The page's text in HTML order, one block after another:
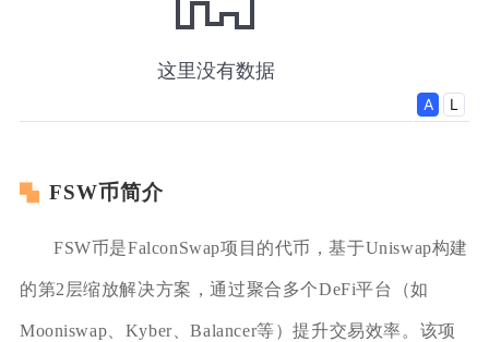
FSW币简介
FSW币是FalconSwap项目的代币，基于Uniswap构建
的第2层缩放解决方案，通过聚合多个DeFi平台（如
Mooniswap、Kyber、Balancer等）提升交易效率。该项